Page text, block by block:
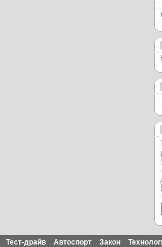
Тест-драйв Автоспорт Закон